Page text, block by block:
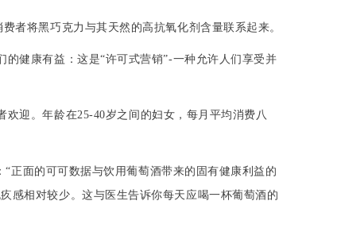
费者将黑巧克力 与其天然的高抗氧化剂含量联系起来。
的健康有益：这是“许可式营销”-一种允许人们享受并
欢迎 。年龄在25-40岁之间的妇女，每月平均消费八
“正面的可可数据与饮用葡萄酒带来的固有健康利益的
感相对较少。这与医生告诉你每天应喝一杯葡萄酒的